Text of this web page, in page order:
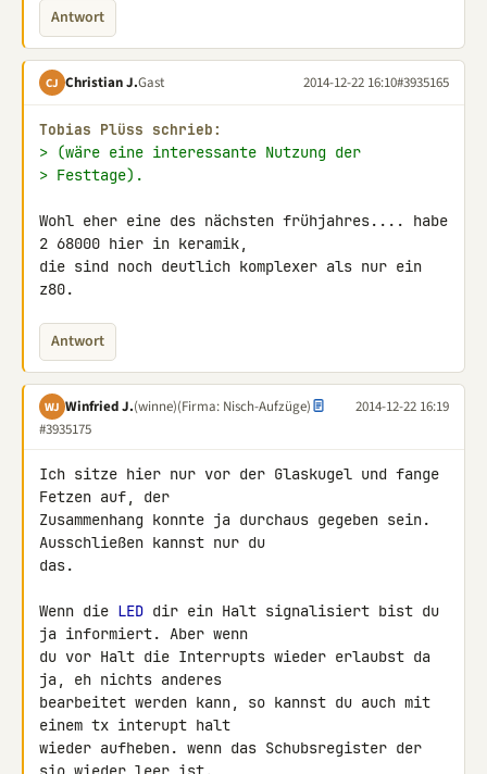
Antwort
CJ Christian J.Gast 2014-12-22 16:10#3935165
Tobias Plüss schrieb:
> (wäre eine interessante Nutzung der
> Festtage).
Wohl eher eine des nächsten frühjahres.... habe
2 68000 hier in keramik,
die sind noch deutlich komplexer als nur ein
z80.
Antwort
WJ Winfried J.(winne)(Firma: Nisch-Aufzüge)
2014-12-22 16:19
#3935175
Ich sitze hier nur vor der Glaskugel und fange
Fetzen auf, der
Zusammenhang konnte ja durchaus gegeben sein.
Ausschließen kannst nur du
das.
Wenn die LED dir ein Halt signalisiert bist du
ja informiert. Aber wenn
du vor Halt die Interrupts wieder erlaubst da
ja, eh nichts anderes
bearbeitet werden kann, so kannst du auch mit
einem tx interupt halt
wieder aufheben. wenn das Schubsregister der